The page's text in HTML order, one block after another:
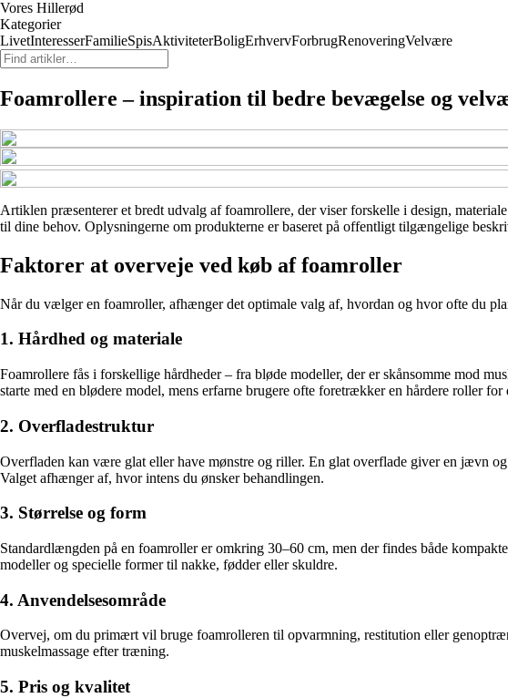
Vores Hillerød
Kategorier
LivetInteresserFamilieSpisAktiviteterBoligErhvervForbrugRenoveringVelvære
Foamrollere – inspiration til bedre bevægelse og
Artiklen præsenterer et bredt udvalg af foamrollere, der viser forskelle i design,
til dine behov. Oplysningerne om produkterne er baseret på offentligt tilgængelige
Faktorer at overveje ved køb af foamroller
Når du vælger en foamroller, afhænger det optimale valg af, hvordan og hvor ofte du
1. Hårdhed og materiale
Foamrollere fås i forskellige hårdheder – fra bløde modeller, der er skånsomme mod
starte med en blødere model, mens erfarne brugere ofte foretrækker en hårdere roller
2. Overfladestruktur
Overfladen kan være glat eller have mønstre og riller. En glat overflade giver en jævn
Valget afhænger af, hvor intens du ønsker behandlingen.
3. Størrelse og form
Standardlængden på en foamroller er omkring 30–60 cm, men der findes både
modeller og specielle former til nakke, fødder eller skuldre.
4. Anvendelsesområde
Overvej, om du primært vil bruge foamrolleren til opvarmning, restitution eller
muskelmassage efter træning.
5. Pris og kvalitet